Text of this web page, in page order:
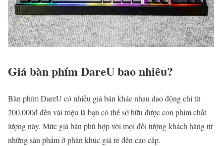
Giá bàn phím DareU bao nhiêu?
Bàn phím DareU có nhiều giá bán khác nhau dao động chỉ từ
200.000đ đến vài triệu là bạn có thể sở hữu được con phím chất
lượng này. Mức giá bán phù hợp với mọi đối tượng khách hàng từ
những sản phẩm ở phân khúc giá rẻ đến cao cấp.